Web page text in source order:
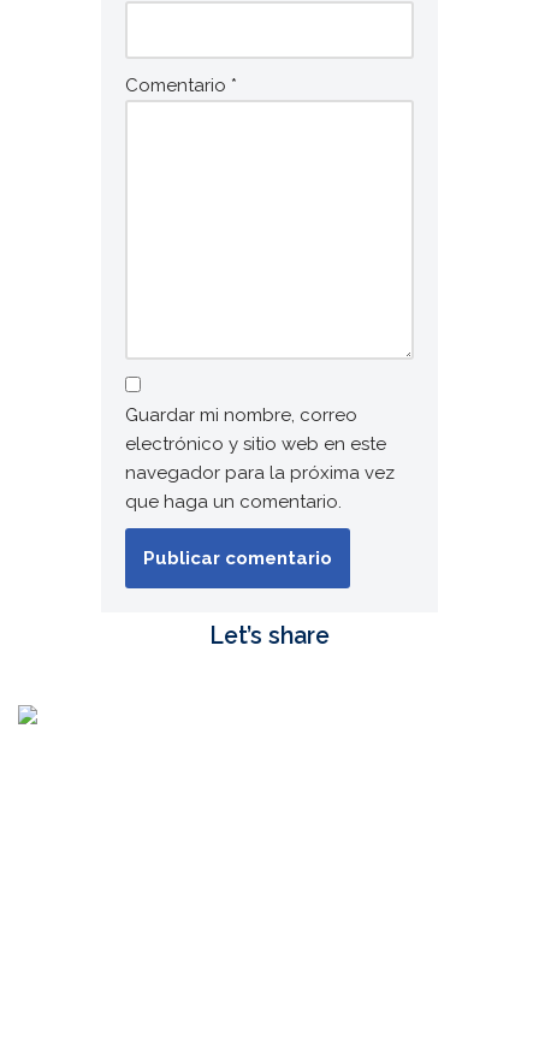
Comentario *
Guardar mi nombre, correo
electrónico y sitio web en este
navegador para la próxima vez
que haga un comentario.
Let’s share